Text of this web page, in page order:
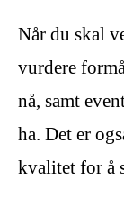
Når du skal
vurdere
nå, samt
ha. Det er
kvalitet for å